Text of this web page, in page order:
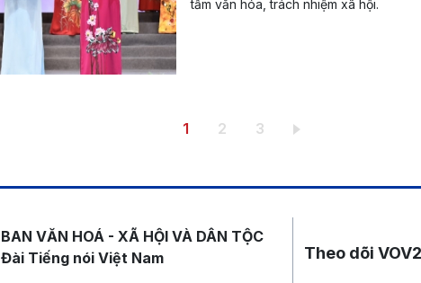
tầm văn hóa, trách nhiệm xã hội.
Trang hiện thời
1 Trang
2 Trang
3
BAN VĂN HOÁ - XÃ HỘI VÀ DÂN TỘC
Đài Tiếng nói Việt Nam
Mạng
Theo dõi